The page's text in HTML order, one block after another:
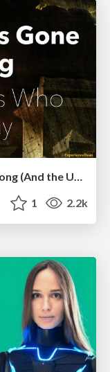
1 2.2k